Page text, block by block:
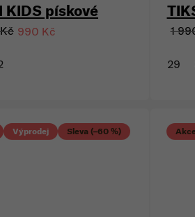
KIDS pískové
990 Kč 1
29
Výprodej Sleva (–60 %)